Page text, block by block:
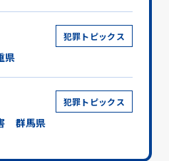
犯罪トピックス
県
犯罪トピックス
群馬県